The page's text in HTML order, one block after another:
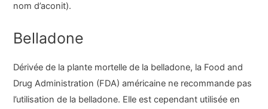
nom d’aconit).
Belladone
Dérivée de la plante mortelle de la belladone, la Food and
Drug Administration (FDA) américaine ne recommande pas
l’utilisation de la belladone. Elle est cependant utilisée en